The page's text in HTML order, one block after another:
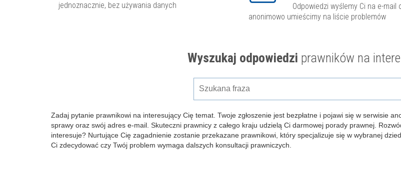
jednoznacznie, bez używania danych
Odpowiedzi wyślemy Ci na e-mail
anonimowo umieścimy na liście problemów
Wyszukaj odpowiedzi prawników na
Zadaj pytanie prawnikowi na interesujący Cię temat. Twoje zgłoszenie jest bezpłatne i pojawi się w serwisie
sprawy oraz swój adres e-mail. Skuteczni prawnicy z całego kraju udzielą Ci darmowej porady prawnej.
interesuje? Nurtujące Cię zagadnienie zostanie przekazane prawnikowi, który specjalizuje się w wybranej
Ci zdecydować czy Twój problem wymaga dalszych konsultacji prawniczych.